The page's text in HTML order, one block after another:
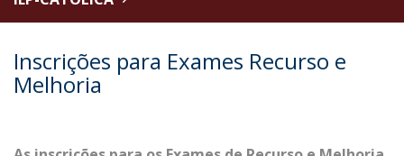
Inscrições para Exames Recurso e
Melhoria